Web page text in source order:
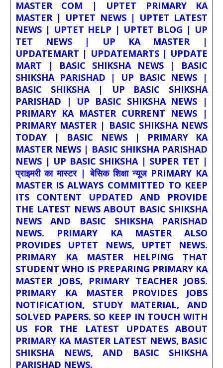
MASTER COM | UPTET PRIMARY KA
MASTER | UPTET NEWS | UPTET LATEST
NEWS | UPTET HELP | UPTET BLOG | UP
TET NEWS | UP KA MASTER |
UPDATEMART | UPDATEMARTS | UPDATE
MART | BASIC SHIKSHA NEWS | BASIC
SHIKSHA PARISHAD | UP BASIC NEWS |
BASIC SHIKSHA | UP BASIC SHIKSHA
PARISHAD | UP BASIC SHIKSHA NEWS |
PRIMARY KA MASTER CURRENT NEWS |
PRIMARY MASTER | BASIC SHIKSHA NEWS
TODAY | BASIC NEWS | PRIMARY KA
MASTER NEWS | BASIC SHIKSHA PARISHAD
NEWS | UP BASIC SHIKSHA | SUPER TET |
प्राइमरी का मास्टर | बेसिक शिक्षा न्यूज PRIMARY KA
MASTER IS ALWAYS COMMITTED TO KEEP
ITS CONTENT UPDATED AND PROVIDE
THE LATEST NEWS ABOUT BASIC SHIKSHA
NEWS AND BASIC SHIKSHA PARISHAD
NEWS. PRIMARY KA MASTER ALSO
PROVIDES UPTET NEWS, UPTET NEWS.
PRIMARY KA MASTER HELPING THAT
STUDENT WHO IS PREPARING PRIMARY KA
MASTER JOBS, PRIMARY TEACHER JOBS.
PRIMARY KA MASTER PROVIDES JOBS
NOTIFICATION, STUDY MATERIAL, AND
SOLVED PAPERS. SO KEEP IN TOUCH WITH
US FOR THE LATEST UPDATES ABOUT
PRIMARY KA MASTER LATEST NEWS, BASIC
SHIKSHA NEWS, AND BASIC SHIKSHA
PARISHAD NEWS.